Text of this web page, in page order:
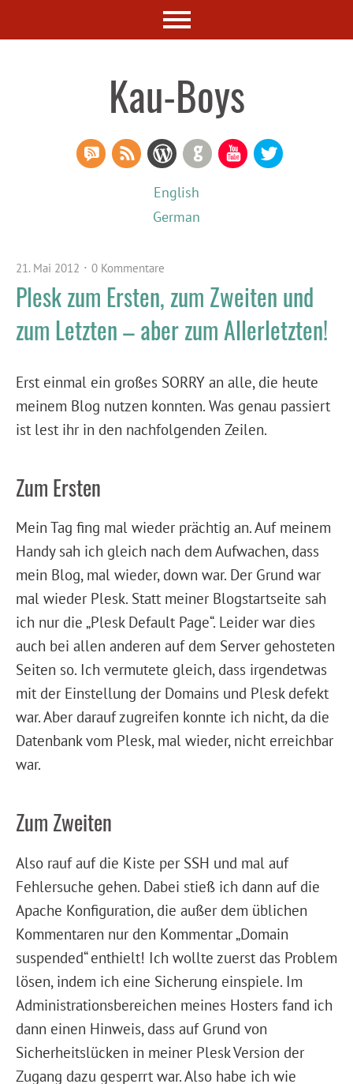
Kau-Boys
YouTube
GitHub
WordPress
RSS Feed
RSS Comments
English
German
21. Mai 2012 0 Kommentare
Plesk zum Ersten, zum Zweiten und
zum Letzten – aber zum Allerletzten!
Erst einmal ein großes SORRY an alle, die heute
meinem Blog nutzen konnten. Was genau passiert
ist lest ihr in den nachfolgenden Zeilen.
Zum Ersten
Mein Tag fing mal wieder prächtig an. Auf meinem
Handy sah ich gleich nach dem Aufwachen, dass
mein Blog, mal wieder, down war. Der Grund war
mal wieder Plesk. Statt meiner Blogstartseite sah
ich nur die „Plesk Default Page“. Leider war dies
auch bei allen anderen auf dem Server gehosteten
Seiten so. Ich vermutete gleich, dass irgendetwas
mit der Einstellung der Domains und Plesk defekt
war. Aber darauf zugreifen konnte ich nicht, da die
Datenbank vom Plesk, mal wieder, nicht erreichbar
war.
Zum Zweiten
Also rauf auf die Kiste per SSH und mal auf
Fehlersuche gehen. Dabei stieß ich dann auf die
Apache Konfiguration, die außer dem üblichen
Kommentaren nur den Kommentar „Domain
suspended“ enthielt! Ich wollte zuerst das Problem
lösen, indem ich eine Sicherung einspiele. Im
Administrationsbereichen meines Hosters fand ich
dann einen Hinweis, dass auf Grund von
Sicherheitslücken in meiner Plesk Version der
Zugang dazu gesperrt war. Also habe ich wie